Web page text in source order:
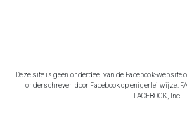
Deze site is geen onderdeel van de Facebook-website
onderschreven door Facebook op enigerlei wijze.
FACEBOOK, Inc.